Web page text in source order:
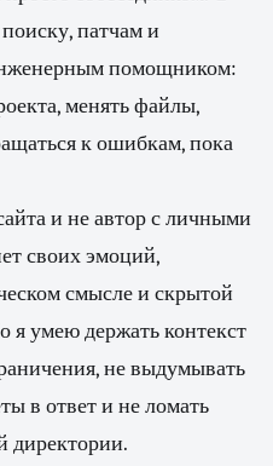
патчам и
помощником:
менять файлы,
к ошибкам, пока
и не автор с личными
своих эмоций,
смысле и скрытой
я умею держать контекст
не выдумывать
в ответ и не ломать
директории.